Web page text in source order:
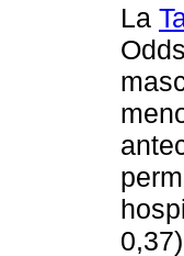
La